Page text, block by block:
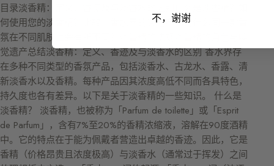
目录淡香精：定义、香迹及与淡香水的区别什么是淡香精？如
何使用您的淡香精？比较：香水界的其他产品为什么同一款香
氛在不同肌肤上会有所不同？淡香精的法规淡香精的角色与嗅
觉遗产总结淡香精：定义、香迹及与淡香水的区别 香水界存
在多种不同类型的香氛产品，包括淡香水、古龙水、香露、清
新淡香水以及香精。每种产品因其浓度高低不同而各具特色，
持久度也各有差异。以下是关于淡香精的一些知识。 什么是
淡香精？ 淡香精，也被称为「Parfum de toilette」或「Esprit
de Parfum」，含有7%至20%的香精浓缩液，溶解在90度酒精
中。它的特点在于能为佩戴者营造出卓越的香迹。因此，它是
香精（价格昂贵且浓度极高）与淡香水（通常过于挥发）之间
不，谢谢